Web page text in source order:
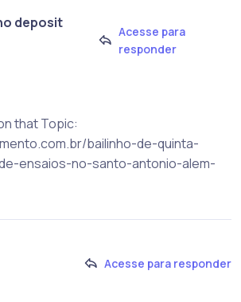
deposit
Acesse para
responder
that Topic:
bailinho-de-quinta-
ensaios-no-santo-antonio-alem-
Acesse para responder